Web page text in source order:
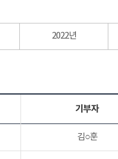
2022년
기부자
김○훈